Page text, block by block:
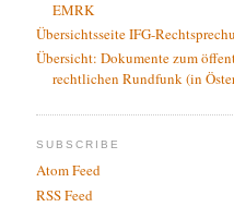
EMRK
Übersichtsseite IFG-
Übersicht: Dokumente zum
rechtlichen Rundfunk (in
SUBSCRIBE
Atom Feed
RSS Feed